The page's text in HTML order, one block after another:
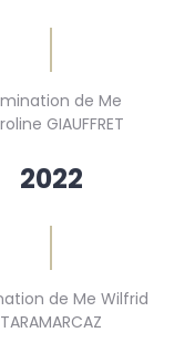
de Me
GIAUFFRET
2022
de Me Wilfrid
TARAMARCAZ